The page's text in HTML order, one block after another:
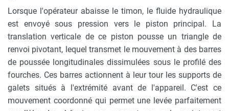
Lorsque l'opérateur abaisse le timon, le fluide hydraulique
est envoyé sous pression vers le piston principal. La
translation verticale de ce piston pousse un triangle de
renvoi pivotant, lequel transmet le mouvement à des barres
de poussée longitudinales dissimulées sous le profilé des
fourches. Ces barres actionnent à leur tour les supports de
galets situés à l'extrémité avant de l'appareil. C'est ce
mouvement coordonné qui permet une levée parfaitement